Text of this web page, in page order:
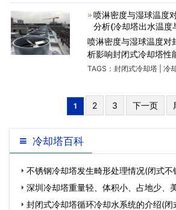
泛的应用。许多
喷淋密度与湿球温度
分析(冷却塔出水温度
喷淋密度与湿球温度对
析影响封闭式冷却塔性
如：换热盘管的材质、
TAGS： 封闭式冷却塔| 冷
1 2 3 下一页
冷却塔百科
不锈钢冷却塔发生畸形处理情况(闭式不
深圳冷却塔重量轻、体积小、占地少、
封闭式冷却塔循环冷却水系统的介绍(闭